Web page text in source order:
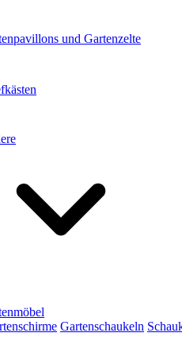
und Gartenzelte
Gartenschaukeln